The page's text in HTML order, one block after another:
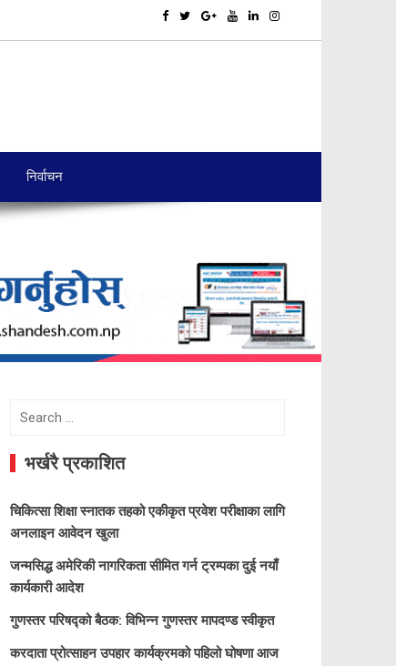
निर्वाचन
Search
भर्खरै प्रकाशित
चिकित्सा शिक्षा स्नातक तहको एकीकृत प्रवेश परीक्षाका लागि
अनलाइन आवेदन खुला
जन्मसिद्ध अमेरिकी नागरिकता सीमित गर्न ट्रम्पका दुई नयाँ
कार्यकारी आदेश
गुणस्तर परिषद्को बैठक: विभिन्न गुणस्तर मापदण्ड स्वीकृत
करदाता प्रोत्साहन उपहार कार्यक्रमको पहिलो घोषणा आज